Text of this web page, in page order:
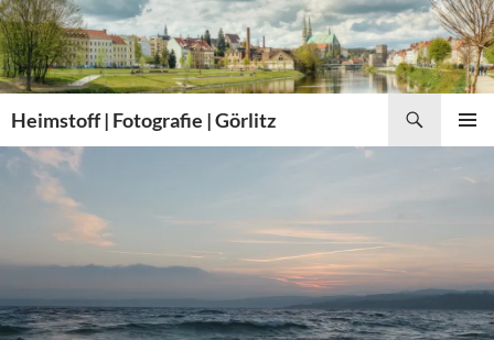
Zum
Inhalt
springen
Heimstoff | Fotografie | Görlitz